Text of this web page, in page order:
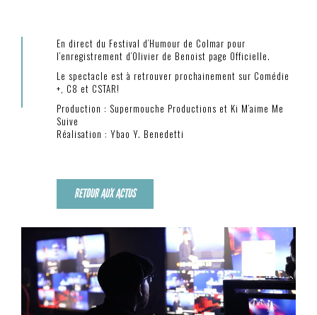
En direct du Festival d’Humour de Colmar pour
l’enregistrement d’Olivier de Benoist page Officielle.
Le spectacle est à retrouver prochainement sur Comédie
+, C8 et CSTAR!
Production : Supermouche Productions et Ki M’aime Me
Suive
Réalisation : Ybao Y. Benedetti
RETOUR AUX ACTUS